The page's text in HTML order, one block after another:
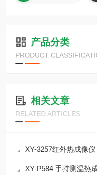
产品分类
PRODUCT
相关文章
RELATED ARTICLES
XY-3257红外热成像
XY-P584 手持测温热